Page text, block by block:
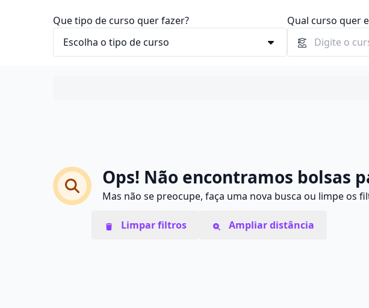
Que tipo de curso quer fazer? Qual curso quer
Ops! Não encontramos bolsas
Mas não se preocupe, faça uma nova busca ou limpe os
Limpar filtros Ampliar distância